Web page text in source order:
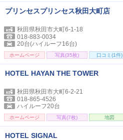
プリンセスプリンセス秋田大町店
秋田県秋田市大町6-1-18
018-883-0034
20台(ハイルーフ16台)
ホームページ 写真(35枚) 口コミ(1件)
HOTEL HAYAN THE TOWER
秋田県秋田市大町6-2-21
018-865-4526
ハイルーフ20台
ホームページ 写真(7枚) 地図
HOTEL SIGNAL